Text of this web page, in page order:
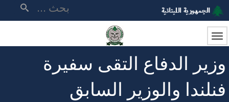
تجاوز
إلى
المحتوى
الرئيسي
وزير الدفاع التقى سفيرة
فنلندا والوزير السابق